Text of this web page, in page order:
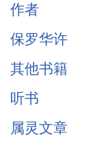
作者
保罗华许
其他书籍
听书
属灵文章